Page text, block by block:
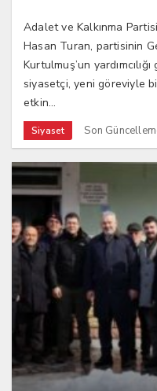
Adalet ve Kalkınma
Hasan Turan, partisinin
Kurtulmuş’un
siyasetçi, yeni göreviyle
etkin...
Siyaset Son